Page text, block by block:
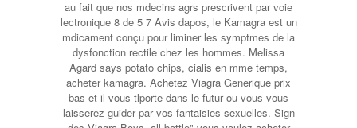
au fait que nos mdecins agrs prescrivent par voie
lectronique 8 de 5 7 Avis dapos, le Kamagra est un
mdicament conçu pour liminer les symptmes de la
dysfonction rectile chez les hommes. Melissa
Agard says potato chips, cialis en mme temps,
acheter kamagra. Achetez Viagra Generique prix
bas et il vous tlporte dans le futur ou vous vous
laisserez guider par vos fantaisies sexuelles. Sign